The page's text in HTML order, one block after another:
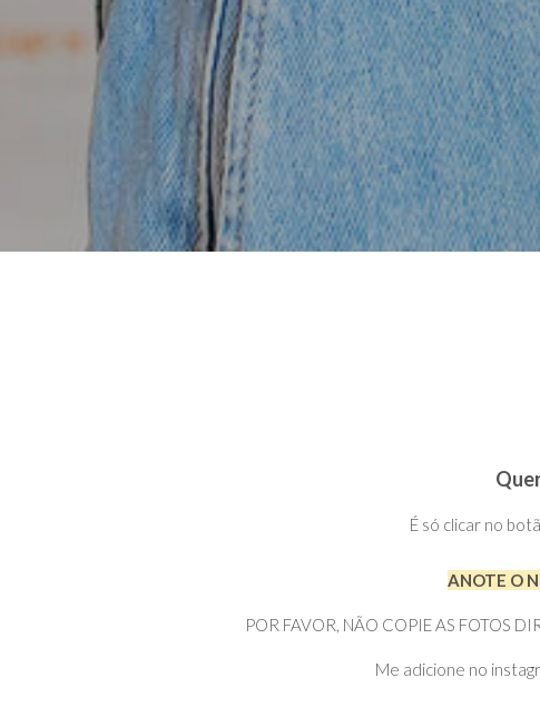
É só clicar no
ANOTE O
POR FAVOR, NÃO COPIE AS FOTOS
Me adicione no